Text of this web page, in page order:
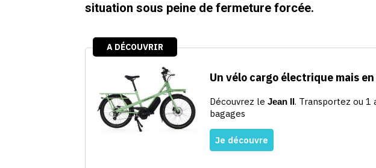
situation sous peine de fermeture forcée.